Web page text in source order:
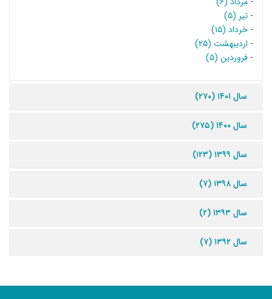
- تیر (۵)
- خرداد (۱۵)
- اردیبهشت (۲۵)
- فروردین (۵)
سال ۱۴۰۱ (۲۷۰)
سال ۱۴۰۰ (۲۷۵)
سال ۱۳۹۹ (۱۲۳)
سال ۱۳۹۸ (۷)
سال ۱۳۹۳ (۲)
سال ۱۳۹۲ (۷)